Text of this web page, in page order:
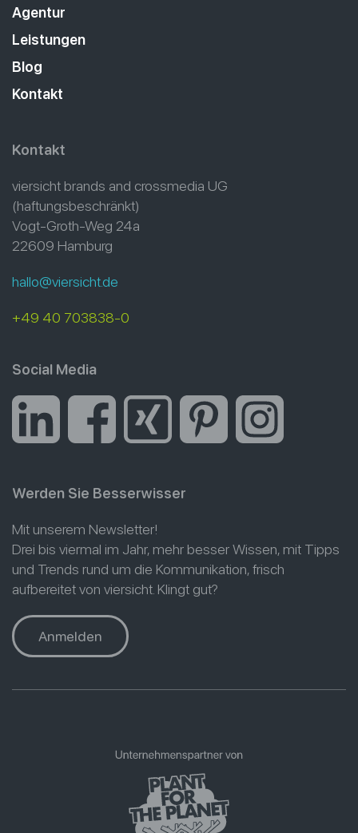
Agentur
Leistungen
Blog
Kontakt
Kontakt
viersicht brands and crossmedia UG
(haftungsbeschränkt)
Vogt-Groth-Weg 24a
22609 Hamburg
hallo@viersicht.de
+49 40 703838-0
Social Media
Werden Sie Besserwisser
Mit unserem Newsletter!
Drei bis viermal im Jahr, mehr besser Wissen, mit Tipps
und Trends rund um die Kommunikation, frisch
aufbereitet von viersicht. Klingt gut?
Anmelden